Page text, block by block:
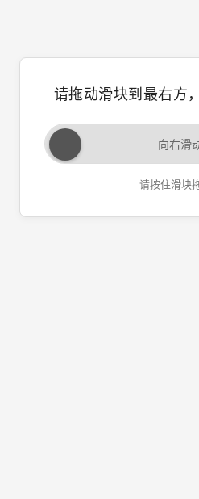
请拖动滑块到最右方
向右滑
请按住滑块